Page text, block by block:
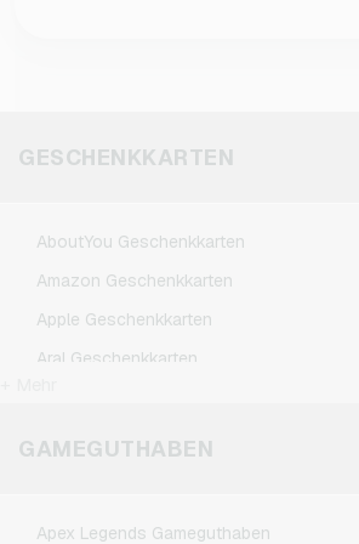
einzulösen.
GESCHENKKARTEN
AboutYou Geschenkkarten
Amazon Geschenkkarten
Apple Geschenkkarten
Aral Geschenkkarten
CircleK Geschenkkarten
GAMEGUTHABEN
Apex Legends Gameguthaben